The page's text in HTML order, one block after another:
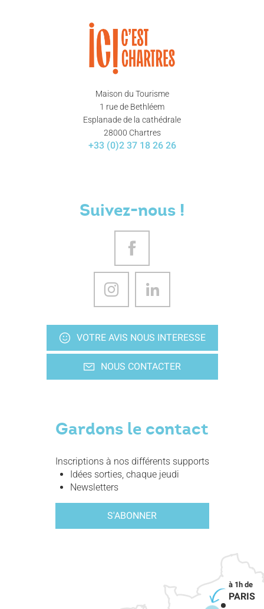
Maison du Tourisme
1 rue de Bethléem
Esplanade de la cathédrale
28000 Chartres
+33 (0)2 37 18 26 26
Suivez-nous !
VOTRE AVIS NOUS INTERESSE
NOUS CONTACTER
Gardons le contact
Inscriptions à nos différents supports
Idées sorties, chaque jeudi
Newsletters
S'ABONNER
PARIS